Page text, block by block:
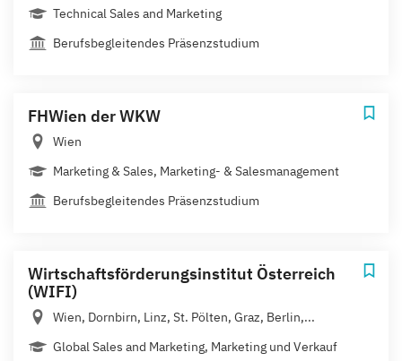
Technical Sales and Marketing
Berufsbegleitendes Präsenzstudium
FHWien der WKW
Wien
Marketing & Sales, Marketing- & Salesmanagement
Berufsbegleitendes Präsenzstudium
Wirtschaftsförderungsinstitut Österreich
(WIFI)
Wien, Dornbirn, Linz, St. Pölten, Graz, Berlin,...
Global Sales and Marketing, Marketing und Verkauf